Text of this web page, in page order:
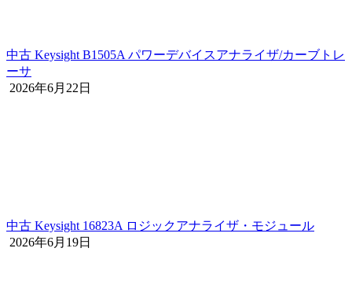
中古 Keysight B1505A パワーデバイスアナライザ/カーブトレ
ーサ
2026年6月22日
中古 Keysight 16823A ロジックアナライザ・モジュール
2026年6月19日